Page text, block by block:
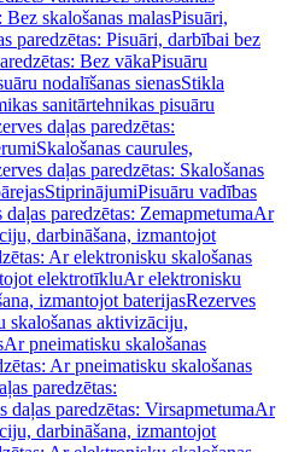
Bez skalošanas malasPisuāri,
paredzētas: Pisuāri, darbībai bez
Bez vākaPisuāru
nodalīšanas sienasStikla
sanitārtehnikas pisuāru
daļas paredzētas:
Skalošanas caurules,
daļas paredzētas: Skalošanas
StiprinājumiPisuāru vadības
daļas paredzētas: ZemapmetumaAr
darbināšana, izmantojot
Ar elektronisku skalošanas
elektrotīkluAr elektronisku
izmantojot baterijasRezerves
skalošanas aktivizāciju,
Ar pneimatisku skalošanas
Ar pneimatisku skalošanas
paredzētas:
daļas paredzētas: VirsapmetumaAr
darbināšana, izmantojot